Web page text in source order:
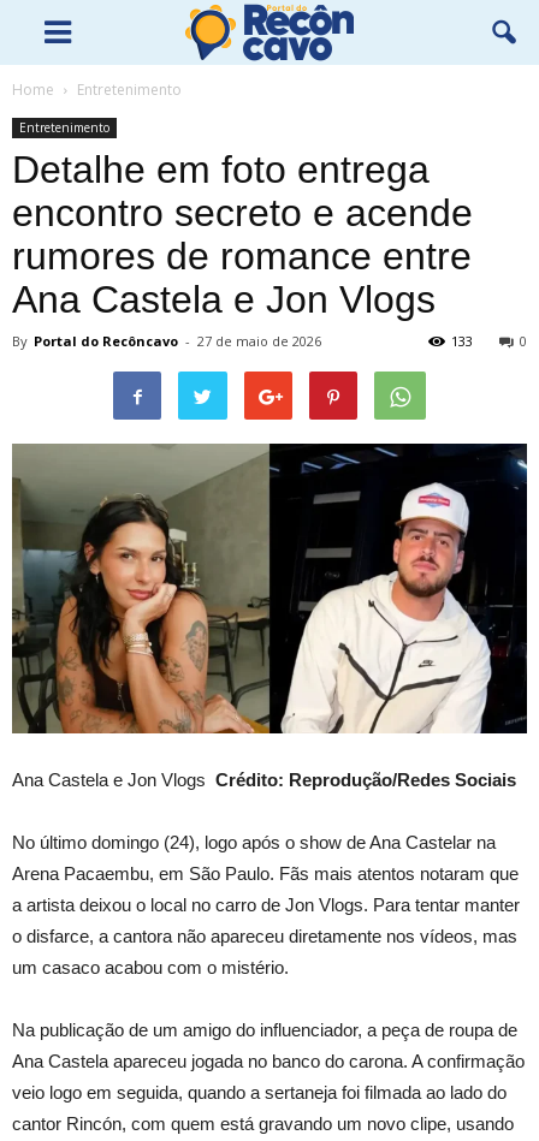
Home Entretenimento
Entretenimento
Detalhe em foto entrega
encontro secreto e acende
rumores de romance entre
Ana Castela e Jon Vlogs
By Portal do Recôncavo - 27 de maio de 2026 0
133
Ana Castela e Jon Vlogs Crédito: Reprodução/Redes Sociais
No último domingo (24), logo após o show de Ana Castelar na
Arena Pacaembu, em São Paulo. Fãs mais atentos notaram que
a artista deixou o local no carro de Jon Vlogs. Para tentar manter
o disfarce, a cantora não apareceu diretamente nos vídeos, mas
um casaco acabou com o mistério.
Na publicação de um amigo do influenciador, a peça de roupa de
Ana Castela apareceu jogada no banco do carona. A confirmação
veio logo em seguida, quando a sertaneja foi filmada ao lado do
cantor Rincón, com quem está gravando um novo clipe, usando